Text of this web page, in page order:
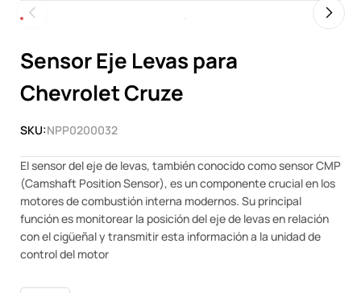
Sensor Eje Levas para
Chevrolet Cruze
SKU:NPP0200032
El sensor del eje de levas, también conocido como sensor CMP
(Camshaft Position Sensor), es un componente crucial en los
motores de combustión interna modernos. Su principal
función es monitorear la posición del eje de levas en relación
con el cigüeñal y transmitir esta información a la unidad de
control del motor